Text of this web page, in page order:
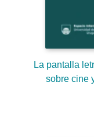
La pantalla
sobre cine